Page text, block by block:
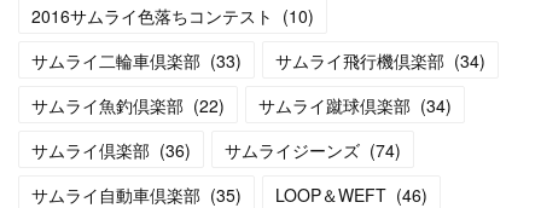
2016サムライ色落ちコンテスト (10)
サムライ二輪車倶楽部 (33) サムライ飛行機倶楽部 (34)
サムライ魚釣倶楽部 (22) サムライ蹴球倶楽部 (34)
サムライ倶楽部 (36) サムライジーンズ (74)
サムライ自動車倶楽部 (35) LOOP＆WEFT (46)